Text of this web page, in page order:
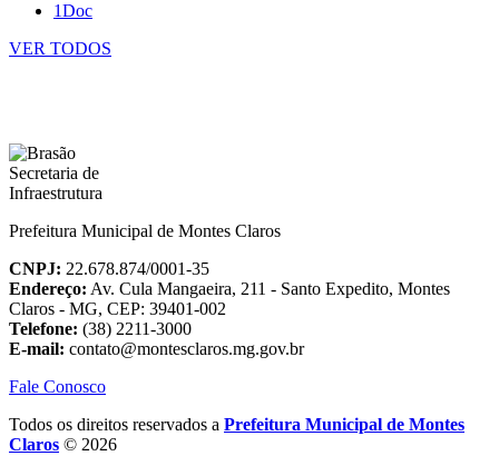
1Doc
VER TODOS
Prefeitura Municipal de Montes Claros
CNPJ: 22.678.874/0001-35
Endereço: Av. Cula Mangaeira, 211 - Santo Expedito, Montes
Claros - MG, CEP: 39401-002
Telefone: (38) 2211-3000
E-mail: contato@montesclaros.mg.gov.br
Fale Conosco
Todos os direitos reservados a Prefeitura Municipal de Montes
Claros © 2026